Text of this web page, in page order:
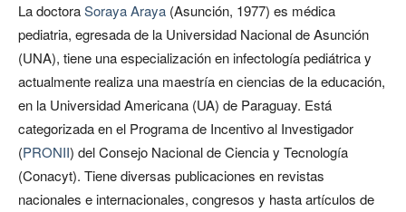
La doctoraSoraya Araya (Asunción, 1977) es médica
pediatria, egresada de la Universidad Nacional de Asunción
(UNA), tiene una especialización en infectología pediátrica y
actualmente realiza una maestría en ciencias de la educación,
en la Universidad Americana (UA) de Paraguay. Está
categorizada en el Programa de Incentivo al Investigador
(PRONII) del Consejo Nacional de Ciencia y Tecnología
(Conacyt). Tiene diversas publicaciones en revistas
nacionales e internacionales, congresos y hasta artículos de